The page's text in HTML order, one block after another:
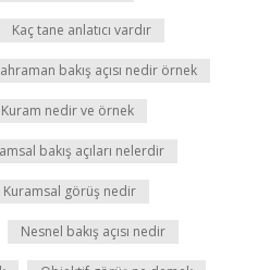
Kaç tane anlatıcı vardır
bakış açısı nedir örnek
Kuram nedir ve örnek
bakış açıları nelerdir
Kuramsal görüş nedir
Nesnel bakış açısı nedir